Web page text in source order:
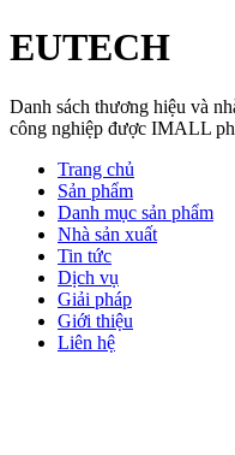
EUTECH
Danh sách thương hiệu và
công nghiệp được IMALL
Trang chủ
Sản phẩm
Danh mục sản phẩm
Nhà sản xuất
Tin tức
Dịch vụ
Giải pháp
Giới thiệu
Liên hệ